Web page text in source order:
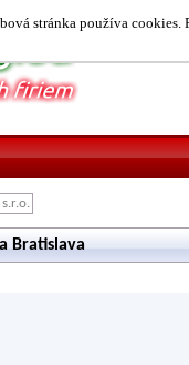
stránka používa
s.r.o.
Bratislava